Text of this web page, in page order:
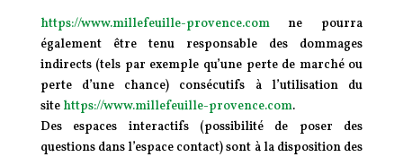
https://www.millefeuille-provence.comne pourra
également être tenu responsable des dommages
indirects (tels par exemple qu’une perte de marché ou
perte d’une chance) consécutifs à l’utilisation du
site https://www.millefeuille-provence.com.
Des espaces interactifs (possibilité de poser des
questions dans l’espace contact) sont à la disposition des